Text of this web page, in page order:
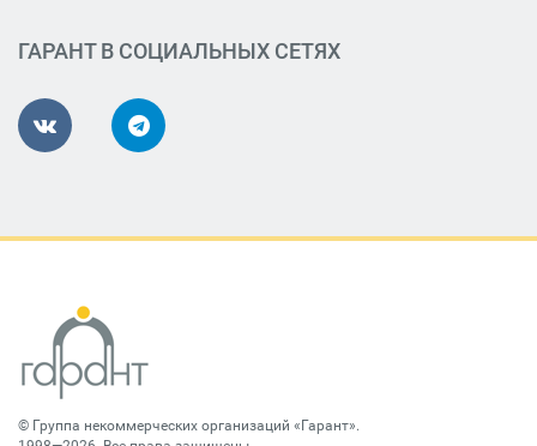
ГАРАНТ В СОЦИАЛЬНЫХ СЕТЯХ
© Группа некоммерческих организаций «Гарант».